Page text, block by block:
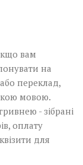
вам
на
переклад,
мовою.
- зібрані
оплату
для